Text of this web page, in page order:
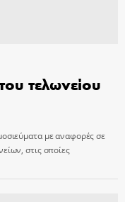
τελωνείου
με αναφορές σε
στις οποίες